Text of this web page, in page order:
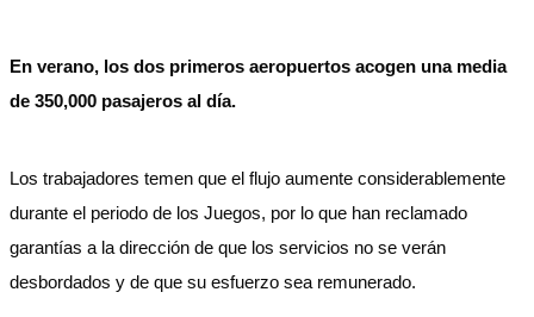
En verano, los dos primeros aeropuertos acogen una media
de 350,000 pasajeros al día.
Los trabajadores temen que el flujo aumente considerablemente
durante el periodo de los Juegos, por lo que han reclamado
garantías a la dirección de que los servicios no se verán
desbordados y de que su esfuerzo sea remunerado.